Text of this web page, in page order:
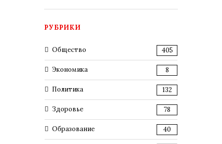
РУБРИКИ
Общество 405
Экономика 8
Политика 132
Здоровье 78
Образование 40